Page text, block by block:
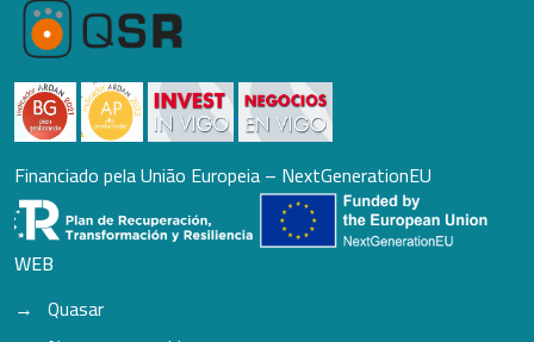
Financiado pela União Europeia – NextGenerationEU
WEB
Quasar